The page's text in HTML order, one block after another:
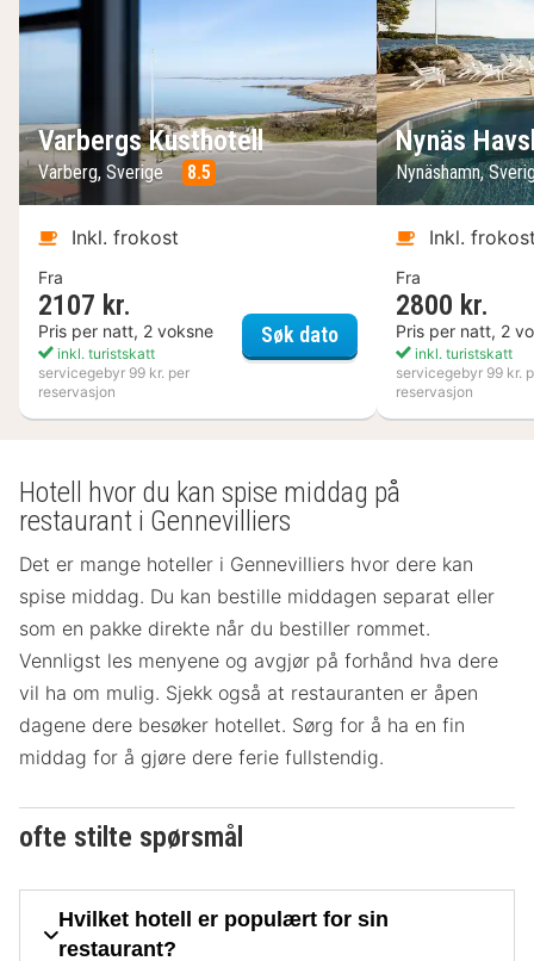
Varbergs Kusthotell
Varberg, Sverige 8.5
Inkl. frokost
Fra
2107 kr.
Pris per natt, 2 voksne
inkl. turistskatt
servicegebyr 99 kr. per
reservasjon
Søk datoVarbergs Kusthotell
Nynäs
Nynäshamn,
Inkl.
Fra
2800 kr.
Pris per natt, 2
inkl. turistskatt
servicegebyr 99 kr.
reservasjon
Hotell hvor du kan spise middag på
restaurant i Gennevilliers
Det er mange hoteller i Gennevilliers hvor dere kan
spise middag. Du kan bestille middagen separat eller
som en pakke direkte når du bestiller rommet.
Vennligst les menyene og avgjør på forhånd hva dere
vil ha om mulig. Sjekk også at restauranten er åpen
dagene dere besøker hotellet. Sørg for å ha en fin
middag for å gjøre dere ferie fullstendig.
ofte stilte spørsmål
Hvilket hotell er populært for sin
restaurant?